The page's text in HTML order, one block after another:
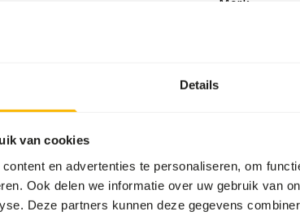
Details
van cookies
en advertenties te personaliseren, om
Ook delen we informatie over uw gebruik van
Deze partners kunnen deze gegevens
the parent bird dies or
youngsters in one
is not fed enough by the
• Mix 1 part
• Stir until
• Stir again
• Use a
syringe.